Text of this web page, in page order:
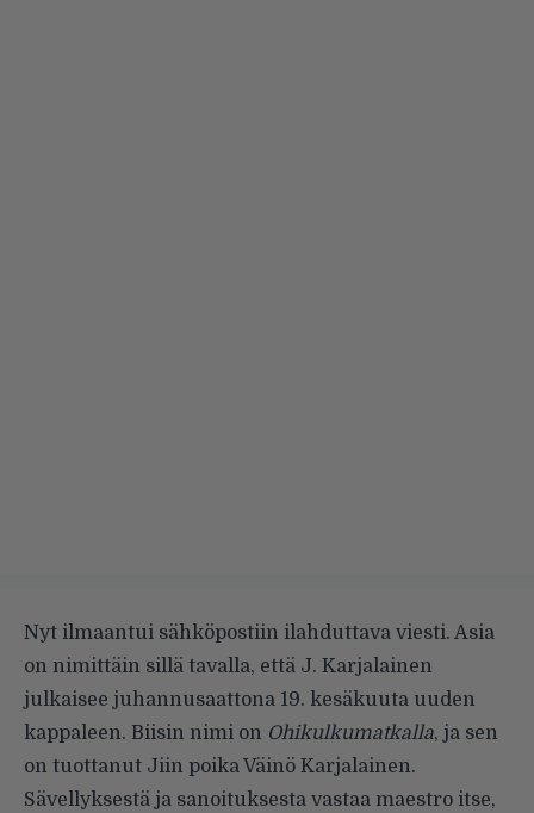
Nyt ilmaantui sähköpostiin ilahduttava viesti. Asia
on nimittäin sillä tavalla, että J. Karjalainen
julkaisee juhannusaattona 19. kesäkuuta uuden
kappaleen. Biisin nimi on Ohikulkumatkalla, ja sen
on tuottanut Jiin poika Väinö Karjalainen.
Sävellyksestä ja sanoituksesta vastaa maestro itse,